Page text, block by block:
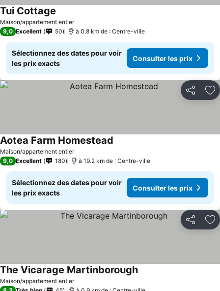
Maison/appartement entier
Tui Cottage
9,0 Excellent 50 à 0.8 km de : Centre-ville
Sélectionnez des dates pour voir
les prix exacts
Consulter les prix
Partager
Maison/appartement entier
Aotea Farm Homestead
9,0 Excellent 180 à 19.2 km de : Centre-ville
Sélectionnez des dates pour voir
les prix exacts
Consulter les prix
Partager
Maison/appartement entier
The Vicarage Martinborough